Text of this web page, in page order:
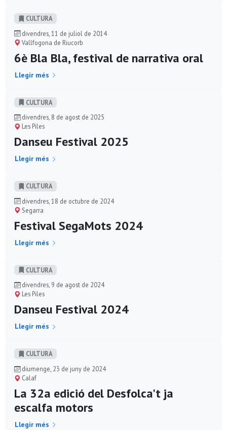
CULTURA
divendres, 11 de juliol de 2014
Vallfogona de Riucorb
6è Bla Bla, festival de narrativa oral
Llegir més
CULTURA
divendres, 8 de agost de 2025
Les Piles
Danseu Festival 2025
Llegir més
CULTURA
divendres, 18 de octubre de 2024
Segarra
Festival SegaMots 2024
Llegir més
CULTURA
divendres, 9 de agost de 2024
Les Piles
Danseu Festival 2024
Llegir més
CULTURA
diumenge, 23 de juny de 2024
Calaf
La 32a edició del Desfolca't ja
escalfa motors
Llegir més